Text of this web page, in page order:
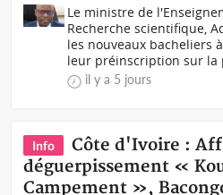
Le ministre de
Recherche scientifique,
les nouveaux bacheliers
leur préinscription sur la
il y a 5 jours
Info
Côte d'Ivoire :
déguerpissement «
Campement »,